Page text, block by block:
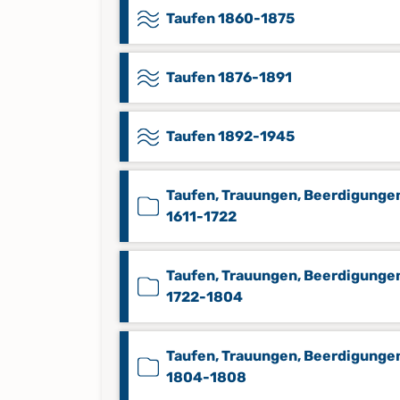
Taufen 1860-1875
Taufen 1876-1891
Taufen 1892-1945
Taufen, Trauungen,
1611-1722
Taufen, Trauungen,
1722-1804
Taufen, Trauungen,
1804-1808